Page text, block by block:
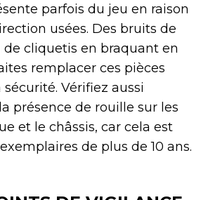
parfois du jeu en raison
usées. Des bruits de
cliquetis en braquant en
remplacer ces pièces
Vérifiez aussi
présence de rouille sur les
et le châssis, car cela est
de plus de 10 ans.